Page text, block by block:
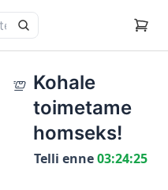
Kohale
toimetame
homseks!
Telli enne 03:24:25